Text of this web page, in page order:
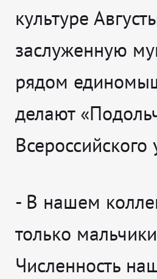
культуре
заслуженную
рядом
делают
Всероссийского
- В нашем
только
Численность